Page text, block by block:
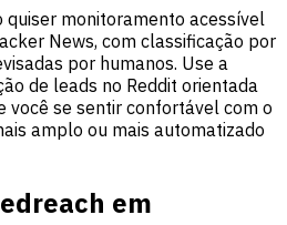
quiser monitoramento acessível
News, com classificação por
por humanos. Use a
de leads no Reddit orientada
você se sentir confortável com o
amplo ou mais automatizado
em